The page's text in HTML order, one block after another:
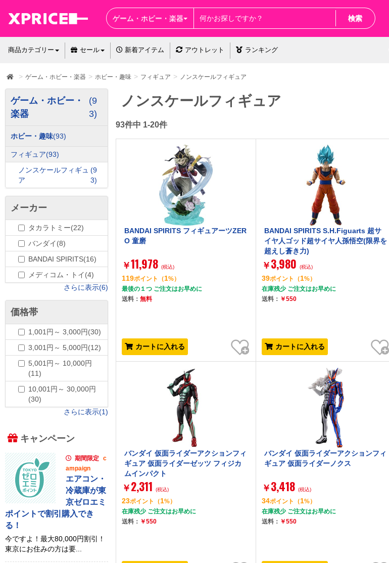
ゲーム・ホビー・楽器 検索
商品カテゴリー セール 新着アイテム アウトレット ランキング
ノンスケールフィギュア
93件中 1-20件
BANDAI SPIRITS フィギュアーツZER
O 童磨
￥11,978 (税込)
119ポイント （1%）
最後の１つ ご注文はお早めに
送料：無料
カートに入れる
お気に入り
BANDAI SPIRITS S.H.Figuarts 超サ
イヤ人ゴッド超サイヤ人孫悟空(限界を
超えし蒼き力)
￥ 3,980 (税込)
39ポイント （1%）
在庫残少 ご注文はお早めに
送料： ￥550
カートに入れる
お気に入り
バンダイ 仮面ライダーアクションフィ
ギュア 仮面ライダーゼッツ フィジカ
ムインパクト
￥ 2,311 (税込)
23ポイント （1%）
在庫残少 ご注文はお早めに
送料： ￥550
お気に入り
バンダイ 仮面ライダーアクションフィ
ギュア 仮面ライダーノクス
￥ 3,418 (税込)
34ポイント （1%）
在庫残少 ご注文はお早めに
送料： ￥550
お気に入り
ゲーム・ホビー・
楽器
(9
3)
ホビー・趣味(93)
フィギュア(93)
ノンスケールフィギュ
ア
(9
3)
メーカー
タカラトミー(22)
バンダイ(8)
BANDAI SPIRITS(16)
メディコム・トイ(4)
さらに表示(6)
価格帯
1,001円～ 3,000円(30)
3,001円～ 5,000円(12)
5,001円～ 10,000円
(11)
10,001円～ 30,000円
(30)
さらに表示(1)
キャンペーン
期間限定 c
ampaign
エアコン・
冷蔵庫が東
京ゼロエミ
ポイントで割引購入でき
る！
今ですよ！最大80,000円割引！
東京にお住みの方は要...
ゲーム・ホビー・楽器 ホビー・趣味 フィギュア ノンスケールフィギュア